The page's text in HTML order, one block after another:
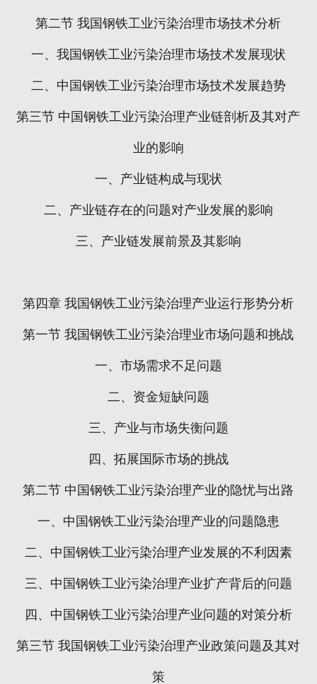
第二节 我国钢铁工业污染治理市场技术分析
一、我国钢铁工业污染治理市场技术发展现状
二、中国钢铁工业污染治理市场技术发展趋势
第三节 中国钢铁工业污染治理产业链剖析及其对产
业的影响
一、产业链构成与现状
二、产业链存在的问题对产业发展的影响
三、产业链发展前景及其影响
第四章 我国钢铁工业污染治理产业运行形势分析
第一节 我国钢铁工业污染治理业市场问题和挑战
一、市场需求不足问题
二、资金短缺问题
三、产业与市场失衡问题
四、拓展国际市场的挑战
第二节 中国钢铁工业污染治理产业的隐忧与出路
一、中国钢铁工业污染治理产业的问题隐患
二、中国钢铁工业污染治理产业发展的不利因素
三、中国钢铁工业污染治理产业扩产背后的问题
四、中国钢铁工业污染治理产业问题的对策分析
第三节 我国钢铁工业污染治理产业政策问题及其对
策